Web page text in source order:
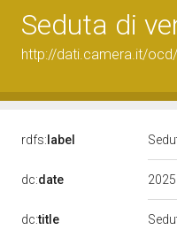
Seduta di
http://dati.camera.it/
rdfs: label
dc:date
dc:title